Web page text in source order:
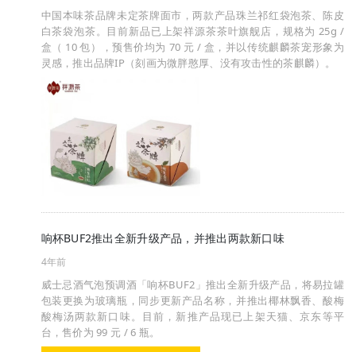
中国本味茶品牌未定茶牌面市，两款产品珠兰祁红袋泡茶、陈皮
白茶袋泡茶。目前新品已上架祥源茶茶叶旗舰店，规格为 25g /
盒（ 10 包），预售价均为 70 元 / 盒，并以传统麒麟茶宠形象为
灵感，推出品牌IP（刻画为微胖憨厚、没有攻击性的茶麒麟）。
响杯BUF2推出全新升级产品，并推出两款新口味
4年前
威士忌酒气泡预调酒「响杯BUF2」推出全新升级产品，将易拉罐
包装更换为玻璃瓶，同步更新产品名称，并推出椰林飘香、酸梅
酸梅汤两款新口味。目前，新推产品现已上架天猫、京东等平
台，售价为 99 元 / 6 瓶。